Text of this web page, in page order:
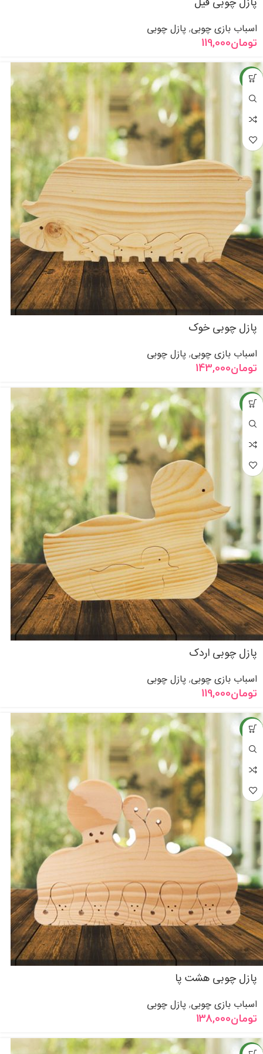
اسباب بازی چوبی, پازل چوبی
تومان119,000
جدید
پازل چوبی خوک
اسباب بازی چوبی, پازل چوبی
تومان143,000
جدید
پازل چوبی اردک
اسباب بازی چوبی, پازل چوبی
تومان119,000
جدید
پازل چوبی هشت پا
اسباب بازی چوبی, پازل چوبی
تومان138,000